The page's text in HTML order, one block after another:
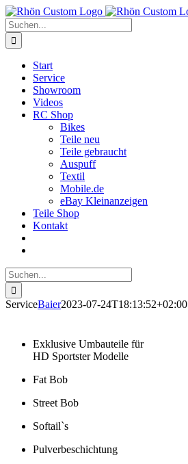
Zum
Inhalt
springen
Suche
nach:
Start
Service
Showroom
Videos
RC Shop
Bikes
Teile neu
Teile gebraucht
Auspuff
Textil
Mobile.de
eBay Kleinanzeigen
Teile Shop
Kontakt
Suche
nach:
ServiceBaier2023-07-24T18:13:52+02:00
Exklusive Umbauteile für
HD Sportster Modelle
Fat Bob
Street Bob
Softail`s
Pulverbeschichtung